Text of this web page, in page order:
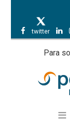
twitter
Para